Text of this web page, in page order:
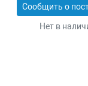
Нет в